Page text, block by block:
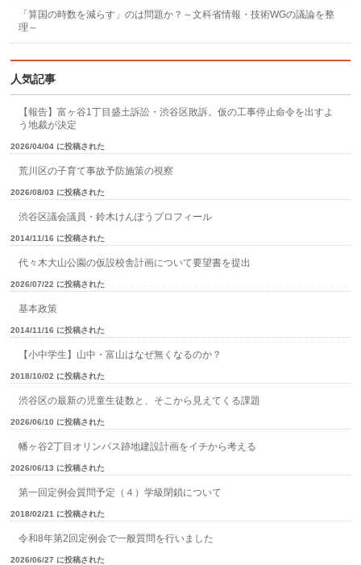
「算国の時数を減らす」のは問題か？～文科省情報・技術WGの議論を整
理～
人気記事
【報告】富ヶ谷1丁目盛土訴訟・渋谷区敗訴。仮の工事停止命令を出すよ
う地裁が決定
2026/04/04 に投稿された
荒川区の子育て事故予防施策の視察
2026/08/03 に投稿された
渋谷区議会議員・鈴木けんぽうプロフィール
2014/11/16 に投稿された
代々木大山公園の仮設校舎計画について要望書を提出
2026/07/22 に投稿された
基本政策
2014/11/16 に投稿された
【小中学生】山中・富山はなぜ無くなるのか？
2018/10/02 に投稿された
渋谷区の最新の児童生徒数と、そこから見えてくる課題
2026/06/10 に投稿された
幡ヶ谷2丁目オリンパス跡地建設計画をイチから考える
2026/06/13 に投稿された
第一回定例会質問予定（４）学級閉鎖について
2018/02/21 に投稿された
令和8年第2回定例会で一般質問を行いました
2026/06/27 に投稿された